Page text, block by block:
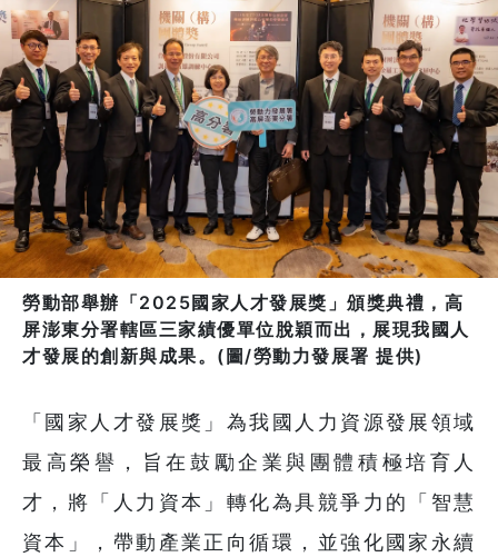
勞動部舉辦「2025國家人才發展獎」頒獎典禮，高
屏澎東分署轄區三家績優單位脫穎而出，展現我國人
才發展的創新與成果。(圖/勞動力發展署 提供)
「國家人才發展獎」為我國人力資源發展領域
最高榮譽，旨在鼓勵企業與團體積極培育人
才，將「人力資本」轉化為具競爭力的「智慧
資本」，帶動產業正向循環，並強化國家永續